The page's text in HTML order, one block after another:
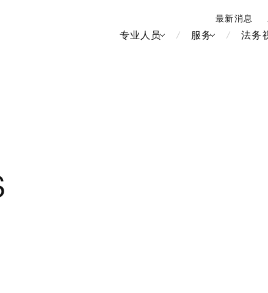
最新消息
专业人员 服务 法务